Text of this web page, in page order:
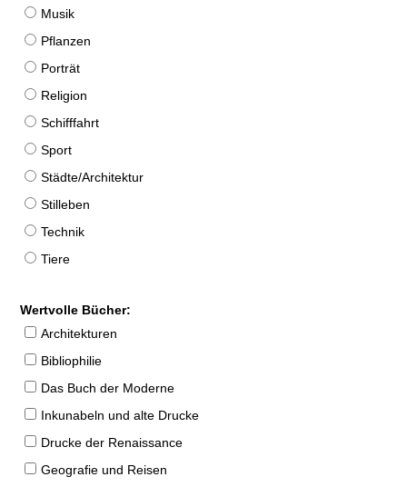
Musik
Pflanzen
Porträt
Religion
Schifffahrt
Sport
Städte/Architektur
Stilleben
Technik
Tiere
Wertvolle Bücher:
Architekturen
Bibliophilie
Das Buch der Moderne
Inkunabeln und alte Drucke
Drucke der Renaissance
Geografie und Reisen